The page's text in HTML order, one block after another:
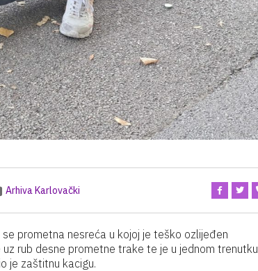
Arhiva Karlovački
prometna nesreća u kojoj je teško ozlijeđen
rub desne prometne trake te je u jednom trenutku
je zaštitnu kacigu.